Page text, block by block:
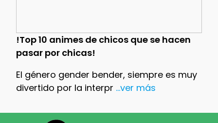
!Top 10 animes de chicos que se hacen
pasar por chicas!
El género gender bender, siempre es muy
divertido por la interpr ...ver más